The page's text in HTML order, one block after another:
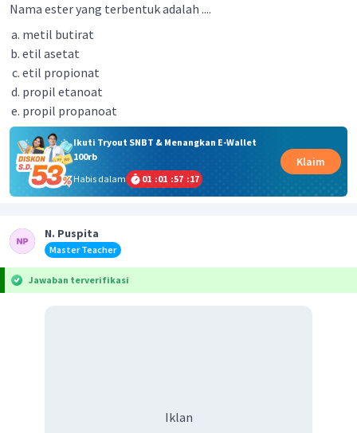
Nama ester yang terbentuk adalah ....
metil butirat
etil asetat
etil propionat
propil etanoat
propil propanoat
Ikuti Tryout SNBT & Menangkan E-Wallet
100rb
Habis dalam
01 :01 :57 :17
Klaim
N. Puspita
Master Teacher
Jawaban terverifikasi
Iklan